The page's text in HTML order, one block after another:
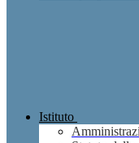
Istituto